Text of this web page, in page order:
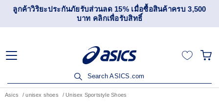
เข้าร่วม OneASICS™ เพื่อสะสมคะแนน และสิทธิพิเศษสำหรับ
สมาชิกเท่านั้น สมัครเลย
Search ASICS.com
Asics unisex shoes Unisex Sportstyle Shoes